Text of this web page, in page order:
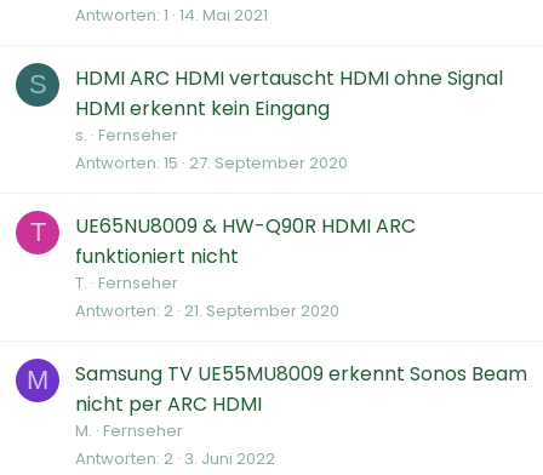
Antworten 1 14. Mai 2021
S
HDMI ARC HDMI vertauscht HDMI ohne Signal
HDMI erkennt kein Eingang
s. Fernseher
Antworten 15 27. September 2020
T
UE65NU8009 & HW-Q90R HDMI ARC
funktioniert nicht
T. Fernseher
Antworten 2 21. September 2020
M
Samsung TV UE55MU8009 erkennt Sonos Beam
nicht per ARC HDMI
M. Fernseher
Antworten 2 3. Juni 2022